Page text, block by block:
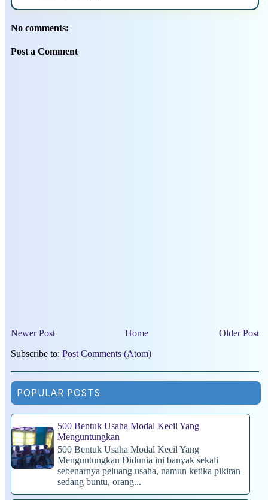
No comments:
Post a Comment
Newer Post Older Post
Home
Subscribe to: Post Comments (Atom)
POPULAR POSTS
500 Bentuk Usaha Modal Kecil Yang
Menguntungkan
500 Bentuk Usaha Modal Kecil Yang
Menguntungkan Didunia ini banyak sekali
sebenarnya peluang usaha, namun ketika pikiran
sedang buntu, orang...